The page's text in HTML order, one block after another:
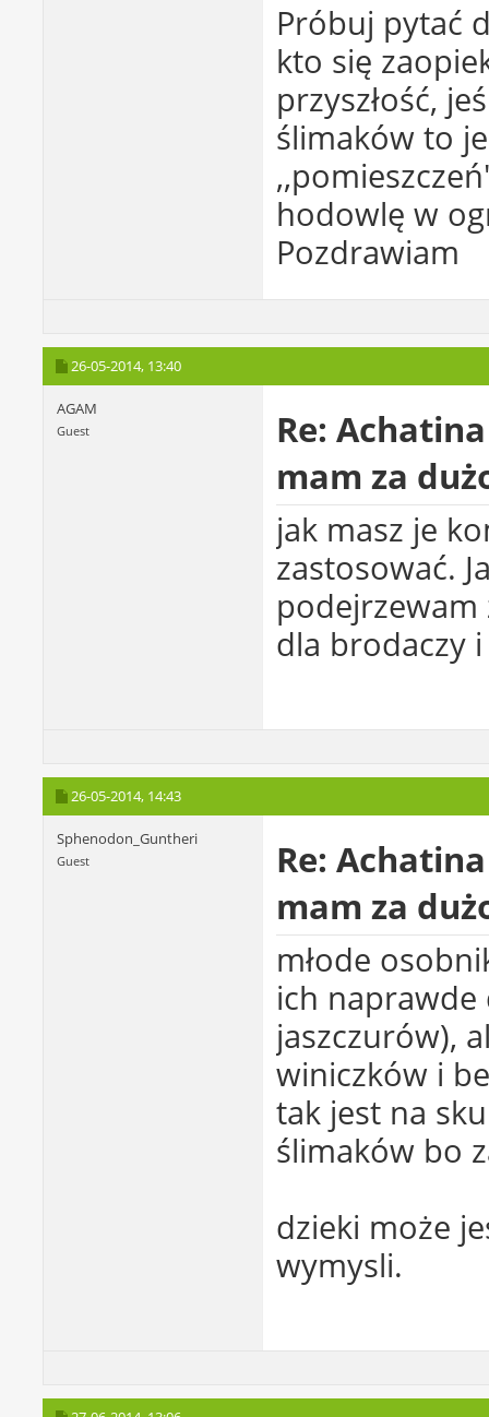
Próbuj pytać
kto się
przyszłość,
ślimaków to
hodowlę w
Pozdrawiam
26-05-2014, 13:40
AGAM
Guest
Re:
mam za
jak masz je
zastosować.
dla brodaczy
26-05-2014, 14:43
Sphenodon_Guntheri
Guest
Re:
mam za
młode
ich
jaszczurów),
winiczków i
tak jest na
ślimaków bo
dzieki może
wymysli.